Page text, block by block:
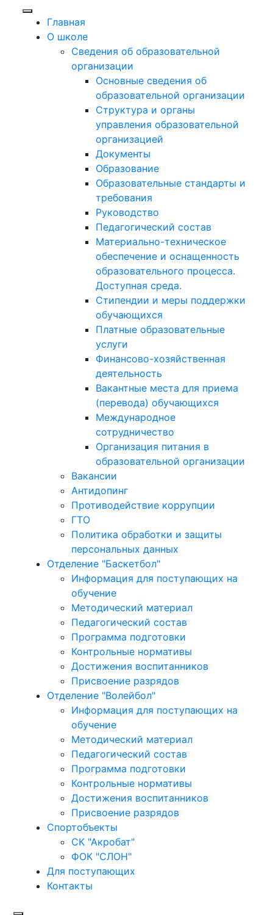
Главная
О школе
Сведения об образовательной
организации
Основные сведения об
образовательной организации
Структура и органы
управления образовательной
организацией
Документы
Образование
Образовательные стандарты и
требования
Руководство
Педагогический состав
Материально-техническое
обеспечение и оснащенность
образовательного процесса.
Доступная среда.
Стипендии и меры поддержки
обучающихся
Платные образовательные
услуги
Финансово-хозяйственная
деятельность
Вакантные места для приема
(перевода) обучающихся
Международное
сотрудничество
Организация питания в
образовательной организации
Вакансии
Антидопинг
Противодействие коррупции
ГТО
Политика обработки и защиты
персональных данных
Отделение "Баскетбол"
Информация для поступающих на
обучение
Методический материал
Педагогический состав
Программа подготовки
Контрольные нормативы
Достижения воспитанников
Присвоение разрядов
Отделение "Волейбол"
Информация для поступающих на
обучение
Методический материал
Педагогический состав
Программа подготовки
Контрольные нормативы
Достижения воспитанников
Присвоение разрядов
Спортобъекты
СК "Акробат"
ФОК "СЛОН"
Для поступающих
Контакты